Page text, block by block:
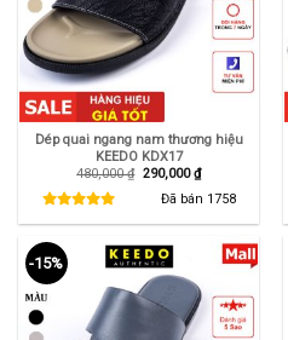
Dép quai ngang nam thương hiệu
KEEDO KDX17
480,000₫ Giá
480,000 ₫.
290,000₫Giá
hiện
tại
là:
290,000 ₫.
Đã bán 1758
-15%